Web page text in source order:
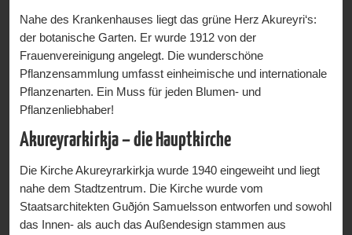
Nahe des Krankenhauses liegt das grüne Herz Akureyri‘s:
der botanische Garten. Er wurde 1912 von der
Frauenvereinigung angelegt. Die wunderschöne
Pflanzensammlung umfasst einheimische und internationale
Pflanzenarten. Ein Muss für jeden Blumen- und
Pflanzenliebhaber!
Akureyrarkirkja – die Hauptkirche
Die Kirche Akureyrarkirkja wurde 1940 eingeweiht und liegt
nahe dem Stadtzentrum. Die Kirche wurde vom
Staatsarchitekten Guðjón Samuelsson entworfen und sowohl
das Innen- als auch das Außendesign stammen aus